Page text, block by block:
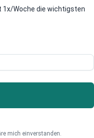
1x/Woche die wichtigsten
mich einverstanden.